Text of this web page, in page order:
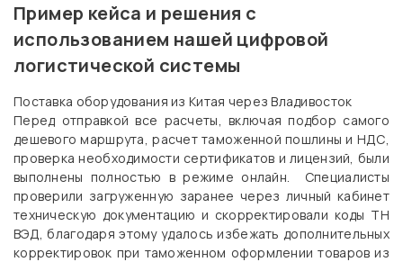
Пример кейса и решения с
использованием нашей цифровой
логистической системы
Поставка оборудования из Китая через Владивосток
Перед отправкой все расчеты, включая подбор самого
дешевого маршрута, расчет таможенной пошлины и НДС,
проверка необходимости сертификатов и лицензий, были
выполнены полностью в режиме онлайн. Специалисты
проверили загруженную заранее через личный кабинет
техническую документацию и скорректировали коды ТН
ВЭД, благодаря этому удалось избежать дополнительных
корректировок при таможенном оформлении товаров из